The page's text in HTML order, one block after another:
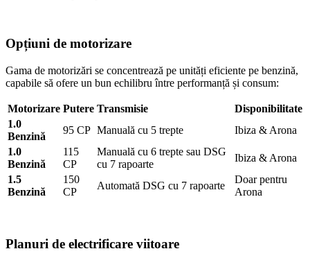
Opțiuni de motorizare
Gama de motorizări se concentrează pe unități eficiente pe benzină,
capabile să ofere un bun echilibru între performanță și consum:
Motorizare Putere Transmisie
Disponibilitate
1.0
Benzină
95 CP Manuală cu 5 trepte
Ibiza & Arona
1.0
Benzină
115
CP
Manuală cu 6 trepte sau DSG
cu 7 rapoarte
Ibiza & Arona
1.5
Benzină
150
CP
Automată DSG cu 7 rapoarte
Doar pentru
Arona
Planuri de electrificare viitoare